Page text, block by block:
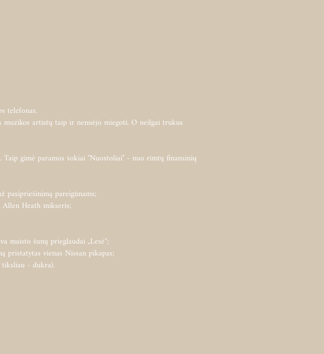
telefonas.
artistų taip ir nenuėjo miegoti. O neilgai trukus
gimė paramos šokiai "Nuostoliai" - nuo rimtų finansinių
pasipriešinimą pareigūnams;
Heath mikseris;
šunų prieglaudai „Lesė“;
vienas Nissan pikapas;
- dukra).